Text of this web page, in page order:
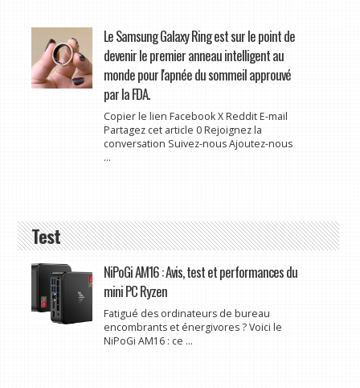
Le Samsung Galaxy Ring est sur le point de
devenir le premier anneau intelligent au
monde pour l'apnée du sommeil approuvé
par la FDA.
Copier le lien Facebook X Reddit E-mail
Partagez cet article 0 Rejoignez la
conversation Suivez-nous Ajoutez-nous
...
Test
NiPoGi AM16 : Avis, test et performances du
mini PC Ryzen
Fatigué des ordinateurs de bureau
encombrants et énergivores ? Voici le
NiPoGi AM16 : ce ...